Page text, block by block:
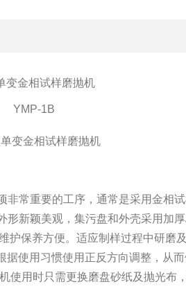
变金相试样磨抛机
YMP-1B
常重要的工序，通常是采用金相
形新颖美观，集污盘和外壳采用加
护保养方便。适应制样过程中研磨
据使用习惯使用正反方向调整，从
使用时只需更换磨盘砂纸及抛光布